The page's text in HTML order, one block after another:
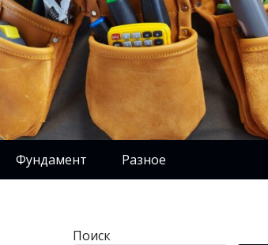
Фундамент Разное
Поиск